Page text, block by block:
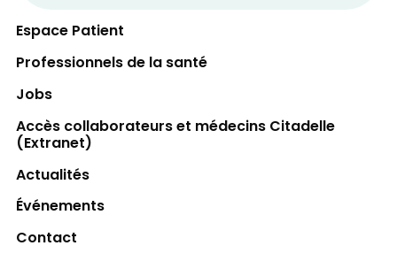
votre carte de paiement.
Espace Patient
Professionnels de la santé
Jobs
Accès collaborateurs et médecins Citadelle
(Extranet)
Actualités
Événements
Contact